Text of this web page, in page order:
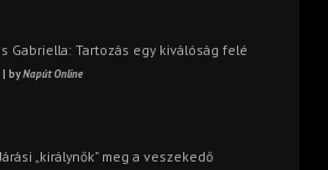
Gabriella: Tartozás egy kiválóság felé
byNapút Online
„királynők” meg a veszekedő